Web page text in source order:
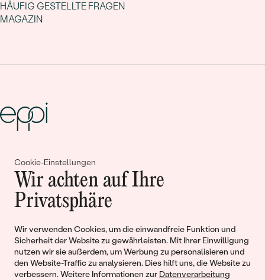
Cookie-Einstellungen
Wir achten auf Ihre
Privatsphäre
Wir verwenden Cookies, um die einwandfreie Funktion und
Sicherheit der Website zu gewährleisten. Mit Ihrer Einwilligung
nutzen wir sie außerdem, um Werbung zu personalisieren und
den Website-Traffic zu analysieren. Dies hilft uns, die Website zu
verbessern. Weitere Informationen zur Datenverarbeitung
HÄUFIG GESTELLTE FRAGEN
MAGAZIN
Gemeinsam erschaffen wir
Geschichten von Schönheit und
Liebe
Begleiten Sie uns!